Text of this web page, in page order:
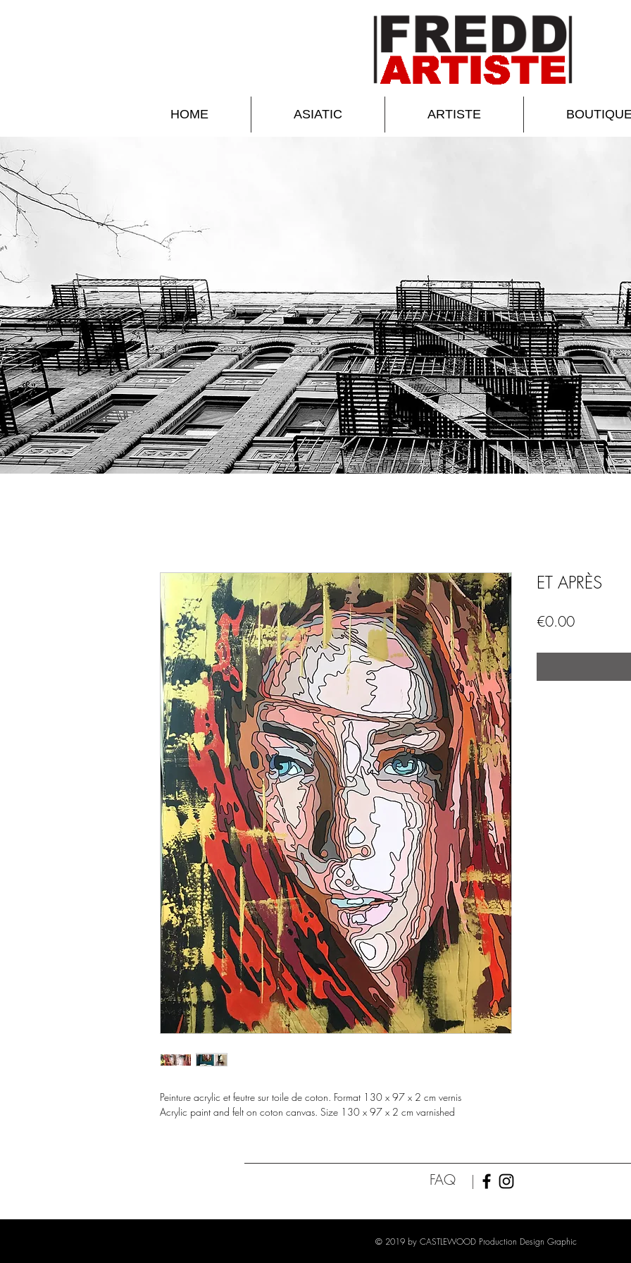
HOME ASIATIC ARTISTE
Peinture acrylic et feutre sur toile de coton. Format 130 x 97 x 2 cm vernis
Acrylic paint and felt on coton canvas. Size 130 x 97 x 2 cm varnished
ET APRÈS
€0.00Price
FAQ
© 2019 by CASTLEWOOD Production Design Graphic